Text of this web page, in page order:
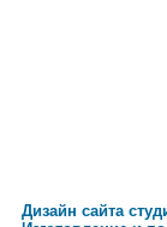
Дизайн сайта